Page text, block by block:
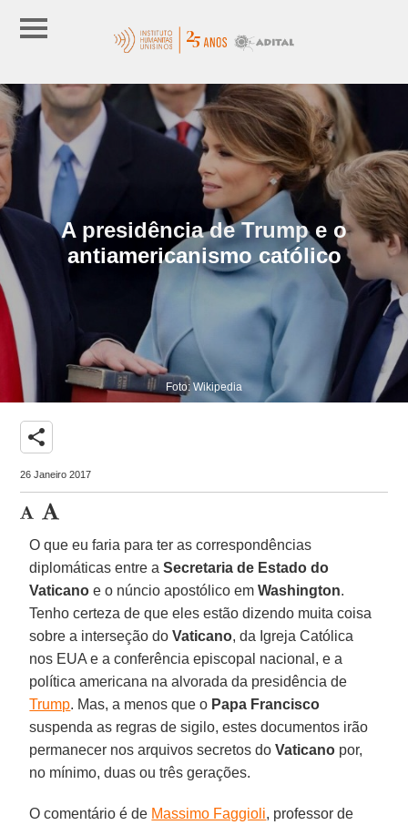
A presidência de Trump e o
antiamericanismo católico
Foto: Wikipedia
share
26 Janeiro 2017
O que eu faria para ter as correspondências
diplomáticas entre aSecretaria de Estado do
Vaticano e o núncio apostólico emWashington.
Tenho certeza de que eles estão dizendo muita coisa
sobre a interseção doVaticano, da Igreja Católica
nos EUA e a conferência episcopal nacional, e a
política americana na alvorada da presidência de
Trump. Mas, a menos que o Papa Francisco
suspenda as regras de sigilo, estes documentos irão
permanecer nos arquivos secretos doVaticano por,
no mínimo, duas ou três gerações.
O comentário é de Massimo Faggioli, professor de